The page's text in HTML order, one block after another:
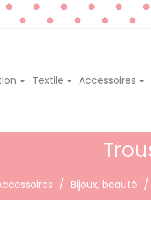
Textile Accessoires
Bijoux, beauté